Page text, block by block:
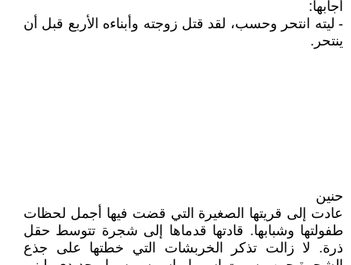
أجابها:
- ليته انتحر وحسب، لقد قتل زوجته وأبناءه الأربع قبل أن
ينتحر.
حنين
عادت إلى قريتها الصغيرة التي قضت فيها أجمل لحظات
طفولتها وشبابها. قادتها قدماها إلى شجرة تتوسط حقل
ذرة. لا زالت تذكر الخربشات التي خطتها على جذع